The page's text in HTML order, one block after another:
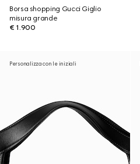
Borsa shopping Gucci Giglio
misura grande
€ 1.900
Personalizza con le iniziali